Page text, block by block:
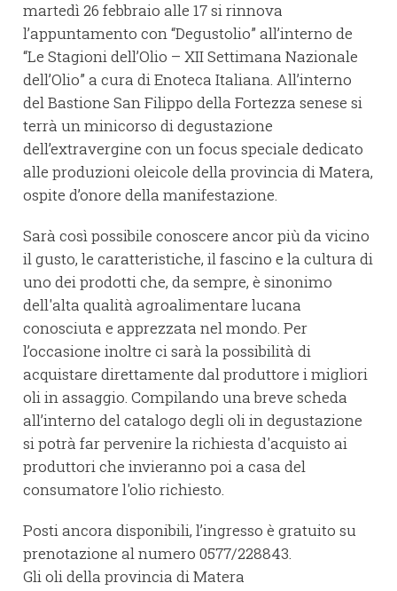
martedì 26 febbraio alle 17 si rinnova
l’appuntamento con “Degustolio” all’interno de
“Le Stagioni dell’Olio – XII Settimana Nazionale
dell’Olio” a cura di Enoteca Italiana. All’interno
del Bastione San Filippo della Fortezza senese si
terrà un minicorso di degustazione
dell’extravergine con un focus speciale dedicato
alle produzioni oleicole della provincia di Matera,
ospite d’onore della manifestazione.
Sarà così possibile conoscere ancor più da vicino
il gusto, le caratteristiche, il fascino e la cultura di
uno dei prodotti che, da sempre, è sinonimo
dell'alta qualità agroalimentare lucana
conosciuta e apprezzata nel mondo. Per
l’occasione inoltre ci sarà la possibilità di
acquistare direttamente dal produttore i migliori
oli in assaggio. Compilando una breve scheda
all’interno del catalogo degli oli in degustazione
si potrà far pervenire la richiesta d'acquisto ai
produttori che invieranno poi a casa del
consumatore l'olio richiesto.
Posti ancora disponibili, l’ingresso è gratuito su
prenotazione al numero 0577/228843.
Gli oli della provincia di Matera